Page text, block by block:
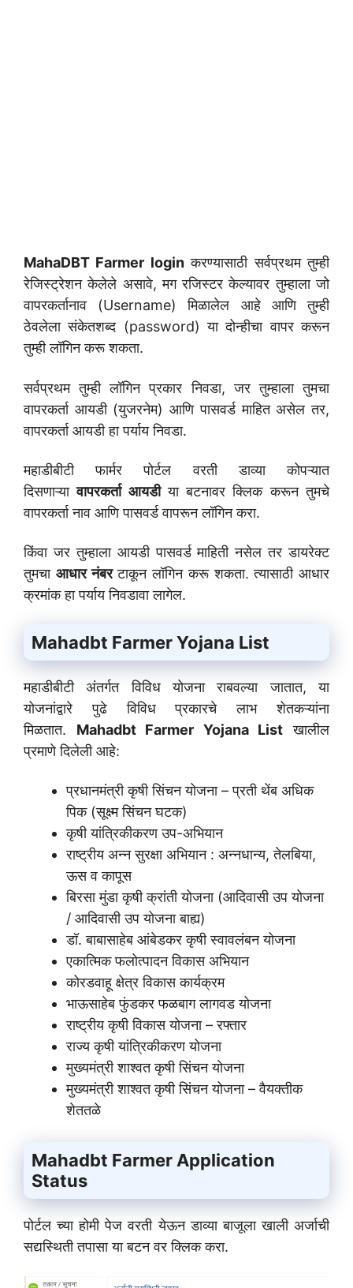
MahaDBT Farmer loginकरण्यासाठी सर्वप्रथम तुम्ही
रेजिस्ट्रेशन केलेले असावे, मग रजिस्टर केल्यावर तुम्हाला जो
वापरकर्तानाव (Username) मिळालेल आहे आणि तुम्ही
ठेवलेला संकेतशब्द (password) या दोन्हीचा वापर करून
तुम्ही लॉगिन करू शकता.
सर्वप्रथम तुम्ही लॉगिन प्रकार निवडा, जर तुम्हाला तुमचा
वापरकर्ता आयडी (युजरनेम) आणि पासवर्ड माहित असेल तर,
वापरकर्ता आयडी हा पर्याय निवडा.
महाडीबीटी फार्मर पोर्टल वरती डाव्या कोपऱ्यात
दिसणाऱ्यावापरकर्ता आयडीया बटनावर क्लिक करून तुमचे
वापरकर्ता नाव आणि पासवर्ड वापरून लॉगिन करा.
किंवा जर तुम्हाला आयडी पासवर्ड माहिती नसेल तर डायरेक्ट
तुमचा आधार नंबरटाकून लॉगिन करू शकता. त्यासाठी आधार
क्रमांक हा पर्याय निवडावा लागेल.
Mahadbt Farmer Yojana List
महाडीबीटी अंतर्गत विविध योजना राबवल्या जातात, या
योजनांद्वारे पुढे विविध प्रकारचे लाभ शेतकऱ्यांना
मिळतात. Mahadbt Farmer Yojana List खालील
प्रमाणे दिलेली आहे:
प्रधानमंत्री कृषी सिंचन योजना – प्रती थेंब अधिक
पिक (सूक्ष्म सिंचन घटक)
कृषी यांत्रिकीकरण उप-अभियान
राष्ट्रीय अन्न सुरक्षा अभियान : अन्नधान्य, तेलबिया,
ऊस व कापूस
बिरसा मुंडा कृषी क्रांती योजना (आदिवासी उप योजना
/ आदिवासी उप योजना बाह्य)
डॉ. बाबासाहेब आंबेडकर कृषी स्वावलंबन योजना
एकात्मिक फलोत्पादन विकास अभियान
कोरडवाहू क्षेत्र विकास कार्यक्रम
भाऊसाहेब फुंडकर फळबाग लागवड योजना
राष्ट्रीय कृषी विकास योजना – रफ्तार
राज्य कृषी यांत्रिकीकरण योजना
मुख्यमंत्री शाश्वत कृषी सिंचन योजना
मुख्यमंत्री शाश्वत कृषी सिंचन योजना – वैयक्तीक
शेततळे
Mahadbt Farmer Application
Status
पोर्टल च्या होमी पेज वरती येऊन डाव्या बाजूला खाली अर्जाची
सद्यस्थिती तपासा या बटन वर क्लिक करा.